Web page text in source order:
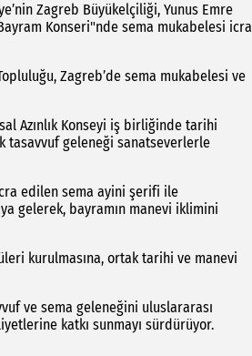
Zagreb Büyükelçiliği, Yunus Emre
Konseri"nde sema mukabelesi icra
Zagreb’de sema mukabelesi ve
Azınlık Konseyi iş birliğinde tarihi
tasavvuf geleneği sanatseverlerle
edilen sema ayini şerifi ile
gelerek, bayramın manevi iklimini
kurulmasına, ortak tarihi ve manevi
ve sema geleneğini uluslararası
katkı sunmayı sürdürüyor.